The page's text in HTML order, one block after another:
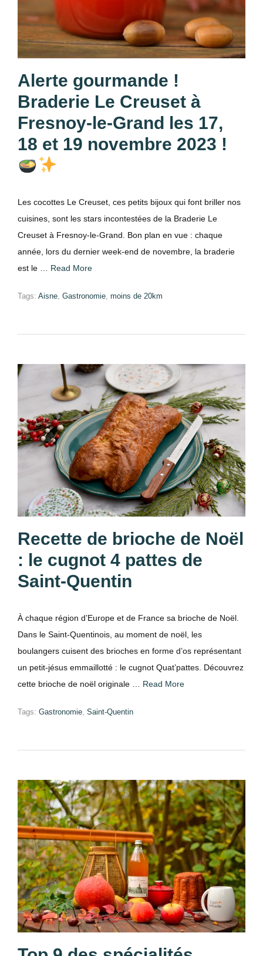
Alerte gourmande !
Braderie Le Creuset à
Fresnoy-le-Grand les 17,
18 et 19 novembre 2023 !
Les cocottes Le Creuset, ces petits bijoux qui font briller nos
cuisines, sont les stars incontestées de la Braderie Le
Creuset à Fresnoy-le-Grand. Bon plan en vue : chaque
année, lors du dernier week-end de novembre, la braderie
est le … Read More
Tags: Aisne, Gastronomie, moins de 20km
Recette de brioche de Noël
: le cugnot 4 pattes de
Saint-Quentin
À chaque région d’Europe et de France sa brioche de Noël.
Dans le Saint-Quentinois, au moment de noël, les
boulangers cuisent des brioches en forme d’os représentant
un petit-jésus emmaillotté : le cugnot Quat’pattes. Découvrez
cette brioche de noël originale … Read More
Tags: Gastronomie, Saint-Quentin